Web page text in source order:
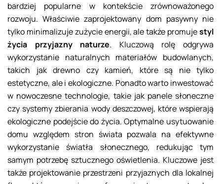
bardziej popularne w kontekście zrównoważonego
rozwoju. Właściwie zaprojektowany dom pasywny nie
tylko minimalizuje zużycie energii, ale także promujestyl
życia przyjazny naturze. Kluczową rolę odgrywa
wykorzystanie naturalnych materiałów budowlanych,
takich jak drewno czy kamień, które są nie tylko
estetyczne, ale i ekologiczne. Ponadto warto inwestować
w nowoczesne technologie, takie jak panele słoneczne
czy systemy zbierania wody deszczowej, które wspierają
ekologiczne podejście do życia. Optymalne usytuowanie
domu względem stron świata pozwala na efektywne
wykorzystanie światła słonecznego, redukując tym
samym potrzebę sztucznego oświetlenia. Kluczowe jest
także projektowanie przestrzeni przyjaznych dla lokalnej